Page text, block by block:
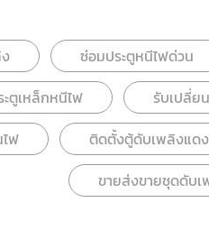
ซ่อมประตูหนีไฟด่วน
ตูเหล็กหนีไฟ
รับเปลี่ย
ฟ
ติดตั้งตู้ดับเพลิงแดง
ขายส่งขายชุดดับ